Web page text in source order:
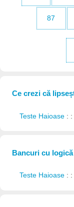
87
Ce crezi că
Teste Haioase : :
Bancuri cu logică
Teste Haioase :